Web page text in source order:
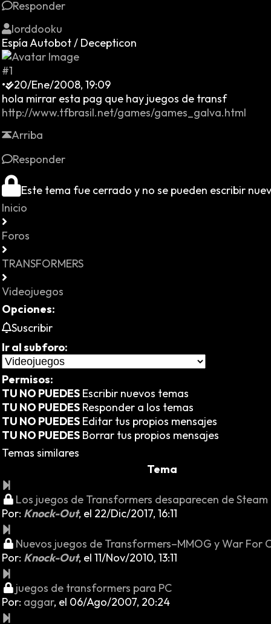
Responder
lorddooku
Espía Autobot / Decepticon
#1
•
20/Ene/2008, 19:09
hola mirrar esta pag que hay juegos de transf
http://www.tfbrasil.net/games/games_galva.html
Arriba
Responder
Este tema fue cerrado y no se pueden escribir
Inicio
Foros
TRANSFORMERS
Videojuegos
Opciones:
Suscribir
Ir al subforo:
Permisos:
TU NO PUEDES Escribir nuevos temas
TU NO PUEDES Responder a los temas
TU NO PUEDES Editar tus propios mensajes
TU NO PUEDES Borrar tus propios mensajes
Temas similares
Tema
Los juegos de Transformers desaparecen de Steam
Por: Knock-Out, el 22/Dic/2017, 16:11
Nuevos juegos de Transformers–MMOG y War For
Por: Knock-Out, el 11/Nov/2010, 13:11
juegos de transformers para PC
Por: aggar, el 06/Ago/2007, 20:24